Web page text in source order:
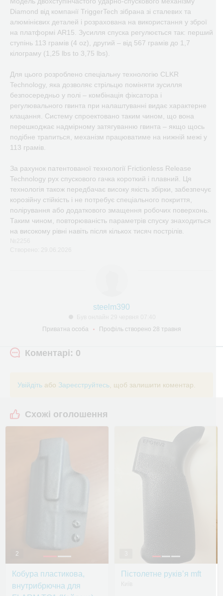
Diamond від компанії TriggerTech зібрана зі сталевих та
алюмінієвих деталей і розрахована на використання у зброї
на платформі AR15. Зусилля спуска регулюється так: перший
ступінь 113 грамів (4 oz), другий – від 567 грамів до 1,7
кілограму (1,25 lbs to 3,75 lbs).
Для цього розроблено спеціальну технологію CLKR
Technology, яка дозволяє стрільцю поміняти зусилля
безпосередньо у полі – комбінація фіксатора і
регулювального гвинта при налаштуванні видає характерне
клацання. Систему спроектовано таким чином, що вона
перешкоджає надмірному затягуванню гвинта – якщо щось
подібне трапиться, механізм працюватиме на нижній межі у
113 грамів.
За рахунок патентованої технології Frictionless Release
Technology рух спускового гачка короткий і плавний. Ця
технологія також передбачає високу якість збірки, забезпечує
корозійну стійкість і не потребує спеціального покриття,
полірування або додаткового змащення робочих поверхонь.
Таким чином, повторюваність параметрів спуску знаходиться
на високому рівні навіть після кількох тисяч пострілів.
steelm390
Приватна особа
Профіль створено 28 травня
Коментарі: 0
Увійдіть або Зареєструйтесь , щоб залишити коментар.
Схожі оголошення
2
Кобура пластикова,
внутрибрючна для
Пістолетне руківʼя mft